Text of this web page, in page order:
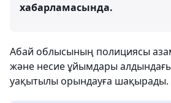
хабарламасында.
Абай облысының полициясы
және несие ұйымдары алдындағы
уақытылы орындауға шақырады.